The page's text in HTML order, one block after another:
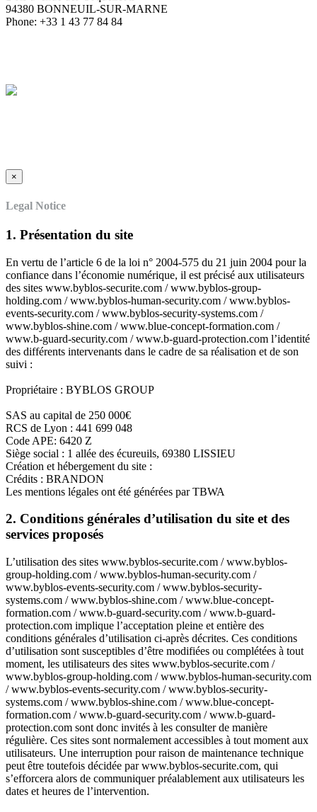
94380 BONNEUIL-SUR-MARNE
Phone: +33 1 43 77 84 84
×
Legal Notice
1. Présentation du site
En vertu de l’article 6 de la loi n° 2004-575 du 21 juin 2004 pour la
confiance dans l’économie numérique, il est précisé aux utilisateurs
des sites www.byblos-securite.com / www.byblos-group-
holding.com / www.byblos-human-security.com / www.byblos-
events-security.com / www.byblos-security-systems.com /
www.byblos-shine.com / www.blue-concept-formation.com /
www.b-guard-security.com / www.b-guard-protection.com l’identité
des différents intervenants dans le cadre de sa réalisation et de son
suivi :
Propriétaire : BYBLOS GROUP
SAS au capital de 250 000€
RCS de Lyon : 441 699 048
Code APE: 6420 Z
Siège social : 1 allée des écureuils, 69380 LISSIEU
Création et hébergement du site :
Crédits : BRANDON
Les mentions légales ont été générées par TBWA
2. Conditions générales d’utilisation du site et des
services proposés
L’utilisation des sites www.byblos-securite.com / www.byblos-
group-holding.com / www.byblos-human-security.com /
www.byblos-events-security.com / www.byblos-security-
systems.com / www.byblos-shine.com / www.blue-concept-
formation.com / www.b-guard-security.com / www.b-guard-
protection.com implique l’acceptation pleine et entière des
conditions générales d’utilisation ci-après décrites. Ces conditions
d’utilisation sont susceptibles d’être modifiées ou complétées à tout
moment, les utilisateurs des sites www.byblos-securite.com /
www.byblos-group-holding.com / www.byblos-human-security.com
/ www.byblos-events-security.com / www.byblos-security-
systems.com / www.byblos-shine.com / www.blue-concept-
formation.com / www.b-guard-security.com / www.b-guard-
protection.com sont donc invités à les consulter de manière
régulière. Ces sites sont normalement accessibles à tout moment aux
utilisateurs. Une interruption pour raison de maintenance technique
peut être toutefois décidée par www.byblos-securite.com, qui
s’efforcera alors de communiquer préalablement aux utilisateurs les
dates et heures de l’intervention.